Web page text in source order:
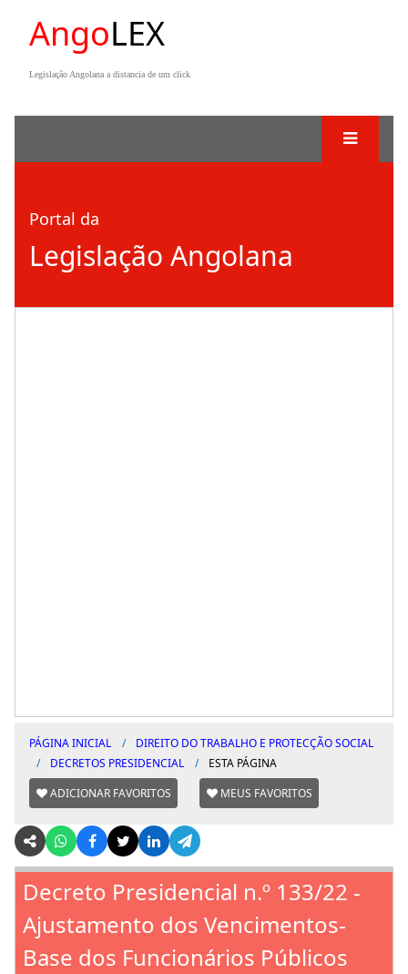
AngoLEX
Legislação Angolana a distancia de um click
Portal da
Legislação Angolana
PÁGINA INICIAL
DIREITO DO TRABALHO E PROTECÇÃO SOCIAL
DECRETOS PRESIDENCIAL
ESTA PÁGINA
ADICIONAR FAVORITOS
MEUS FAVORITOS
Decreto Presidencial n.º 133/22 -
Ajustamento dos Vencimentos-
Base dos Funcionários Públicos